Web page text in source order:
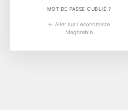
MOT DE PASSE OUBLIÉ ?
← Aller sur Leconomiste
Maghrebin